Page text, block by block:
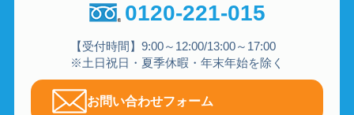
0120-221-015
【受付時間】9:00～12:00/13:00～17:00
※土日祝日・夏季休暇・年末年始を除く
お問い合わせフォーム